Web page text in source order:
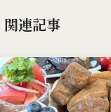
関連記事